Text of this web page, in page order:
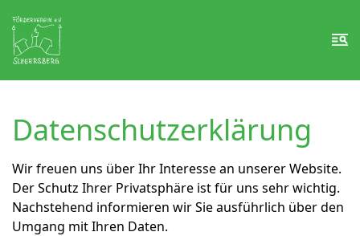
Zum Inhalt springen
Zur Fußzeile springen
Datenschutzerklärung
Wir freuen uns über Ihr Interesse an unserer Website.
Der Schutz Ihrer Privatsphäre ist für uns sehr wichtig.
Nachstehend informieren wir Sie ausführlich über den
Umgang mit Ihren Daten.